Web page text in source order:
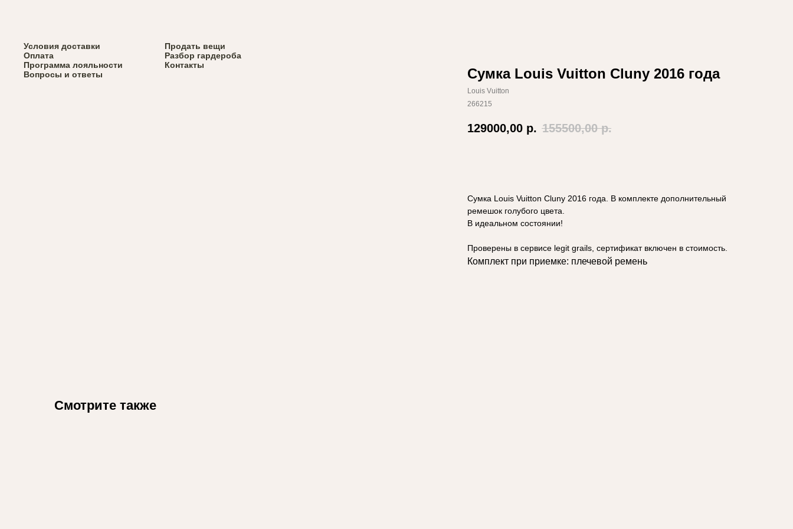
Весь каталог
Верхняя одежда
Сумки
Обувь
Аксессуары
Продать вещи
Разбор гардероба
Контакты
Условия доставки
Оплата
Программа лояльности
Вопросы и ответы
Сумка Louis Vuitton Cluny 2016 года
Louis Vuitton
266215
129000,00 р. 155500,00 р.
Сумка Louis Vuitton Cluny 2016 года. В комплекте дополнительный
ремешок голубого цвета.
В идеальном состоянии!
Проверены в сервисе legit grails, сертификат включен в стоимость.
Комплект при приемке: плечевой ремень
Смотрите также